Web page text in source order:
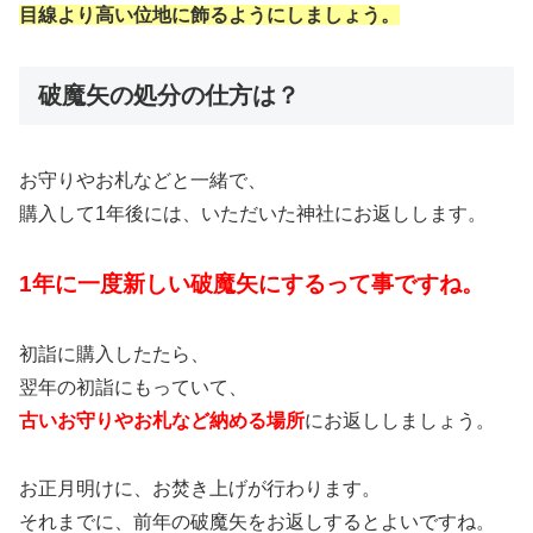
目線より高い位地に飾るようにしましょう。
破魔矢の処分の仕方は？
お守りやお札などと一緒で、
購入して1年後には、いただいた神社にお返しします。
1年に一度新しい破魔矢にするって事ですね。
初詣に購入したたら、
翌年の初詣にもっていて、
古いお守りやお札など納める場所にお返ししましょう。
お正月明けに、お焚き上げが行わります。
それまでに、前年の破魔矢をお返しするとよいですね。